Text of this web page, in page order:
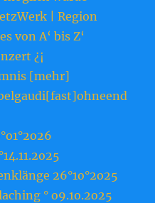
| Region
von A‘ bis Z‘
¿¡
[mehr]
26°1o°2o25
° o9.1o.2o25